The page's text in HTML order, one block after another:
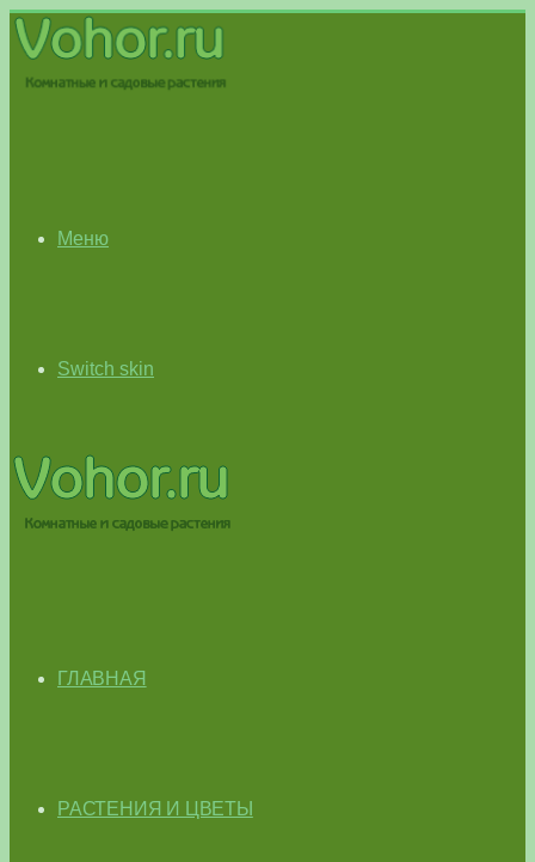
Меню
Switch skin
ГЛАВНАЯ
РАСТЕНИЯ И ЦВЕТЫ